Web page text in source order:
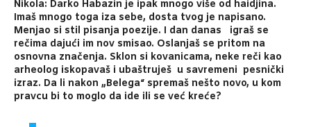
Nikola: Darko Habazin je ipak mnogo više od haidjina.
Imaš mnogo toga iza sebe, dosta tvog je napisano.
Menjao si stil pisanja poezije. I dan danas igraš se
rečima dajući im nov smisao. Oslanjaš se pritom na
osnovna značenja. Sklon si kovanicama, neke reči kao
arheolog iskopavaš i ubaštruješ u savremeni pesnički
izraz. Da li nakon „Belega“ spremaš nešto novo, u kom
pravcu bi to moglo da ide ili se već kreće?